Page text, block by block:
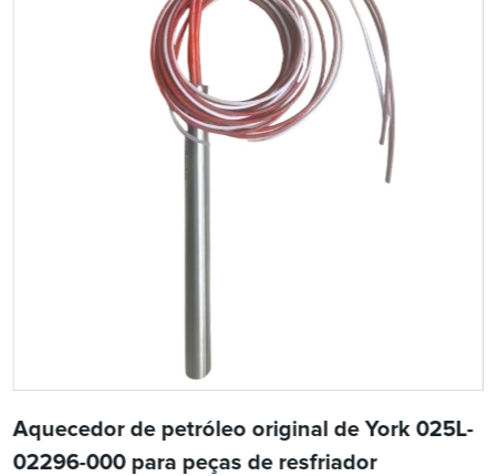
Aquecedor de petróleo original de York 025L-
02296-000 para peças de resfriador